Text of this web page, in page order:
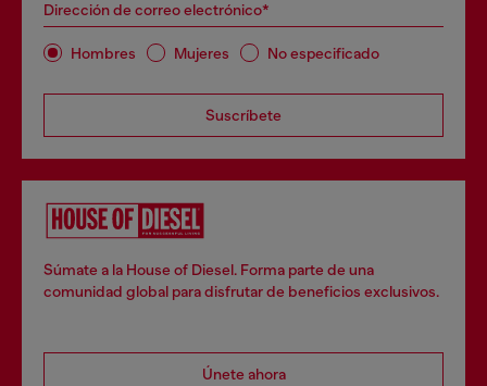
Dirección de correo electrónico*
Hombres Mujeres No especificado
Suscríbete
Súmate a la House of Diesel. Forma parte de una
comunidad global para disfrutar de beneficios exclusivos.
Únete ahora